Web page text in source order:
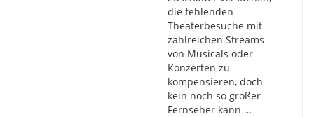
die fehlenden
Theaterbesuche mit
zahlreichen Streams
von Musicals oder
Konzerten zu
kompensieren, doch
kein noch so großer
Fernseher kann …